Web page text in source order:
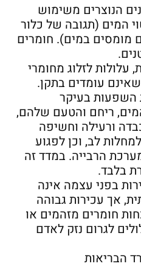
הנוצרים משימוש
המים (תגובה של כלור
מומסים במים). חומרים
עלולות לזלוג מחומרי
עומדים בתקן.
השפעות בעיקר
ריחם והטעם שלהם,
ורעילה וחשיפה
לב, וכן לפגוע
הרבייה. במדד זה
בלבד.
בפני עצמה אינה
אך עכירות גבוהה
חומרים מזהמים או
לגרום נזק לאדם
הבריאות